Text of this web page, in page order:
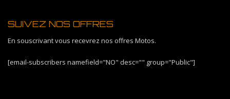
SUIVEZ NOS OFFRES
En souscrivant vous recevrez nos offres Motos.
[email-subscribers namefield="NO" desc="" group="Public"]